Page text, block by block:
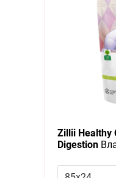
Zillii Healthy
Digestion